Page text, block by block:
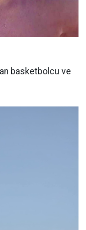
basketbolcu ve